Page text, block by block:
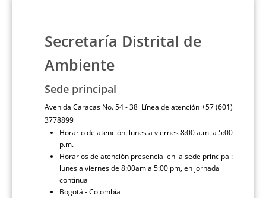
Secretaría Distrital de
Ambiente
Sede principal
Avenida Caracas No. 54 - 38 Línea de atención +57 (601)
3778899
Horario de atención: lunes a viernes 8:00 a.m. a 5:00
p.m.
Horarios de atención presencial en la sede principal:
lunes a viernes de 8:00am a 5:00 pm, en jornada
continua
Bogotá - Colombia